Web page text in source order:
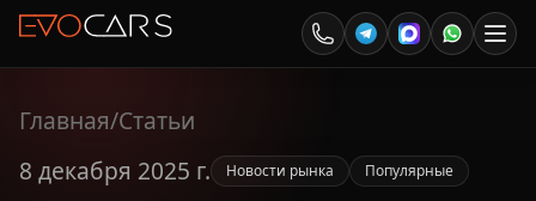
Главная/Статьи
8 декабря 2025 г.
Новости рынка Популярные